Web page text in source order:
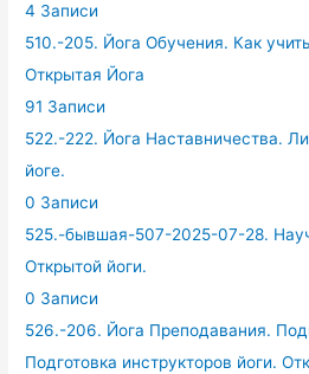
4 Записи
510.-205. Йога Обучения. Как
Открытая Йога
91 Записи
522.-222. Йога Наставничества.
йоге.
0 Записи
525.-бывшая-507-2025-07-28.
Открытой йоги.
0 Записи
526.-206. Йога Преподавания.
Подготовка инструкторов йоги.